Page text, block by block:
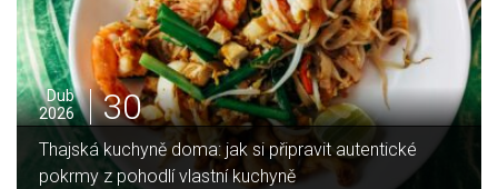
Led
2026
16
Jaký je rozdíl mezi indukční a sklokeramickou
deskou?